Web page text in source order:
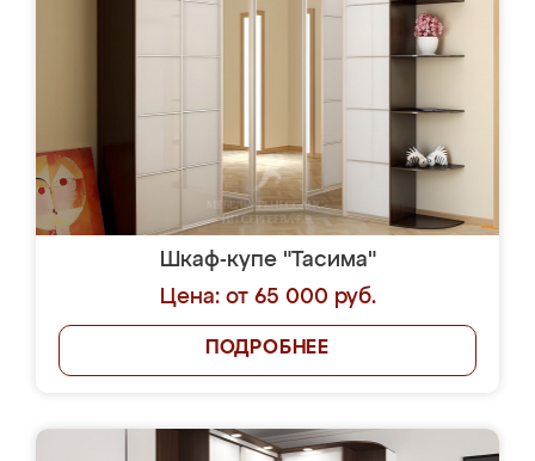
Шкаф-купе "Тасима"
Цена: от 65 000 руб.
ПОДРОБНЕЕ